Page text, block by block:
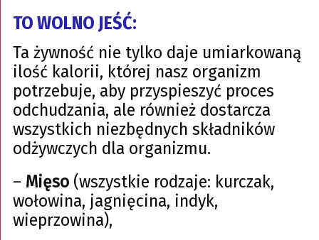
TO WOLNO JEŚĆ:
Ta żywność nie tylko daje umiarkowaną
ilość kalorii, której nasz organizm
potrzebuje, aby przyspieszyć proces
odchudzania, ale również dostarcza
wszystkich niezbędnych składników
odżywczych dla organizmu.
– Mięso(wszystkie rodzaje: kurczak,
wołowina, jagnięcina, indyk,
wieprzowina),